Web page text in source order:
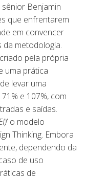
Benjamin
que enfrentarem
em convencer
metodologia.
pela própria
uma prática
levar uma
e 107%, com
e saídas.
’ o modelo
Thinking. Embora
dependendo da
de uso
de